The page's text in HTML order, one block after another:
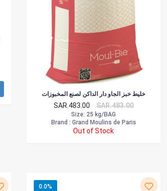
خليط خبز الجاو دار الداكن لصنع المخبوزات
SAR.483.00 SAR.483.00
Size: 25 kg/BAG
Brand : Grand Moulins de Paris
Out of Stock
0.0%